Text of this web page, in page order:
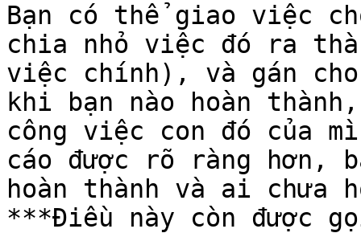
Bạn có thể giao việc
chia nhỏ việc đó ra
việc chính), và gán
khi bạn nào hoàn
công việc con đó của
cáo được rõ ràng hơn,
hoàn thành và ai chưa
***Điều này còn được